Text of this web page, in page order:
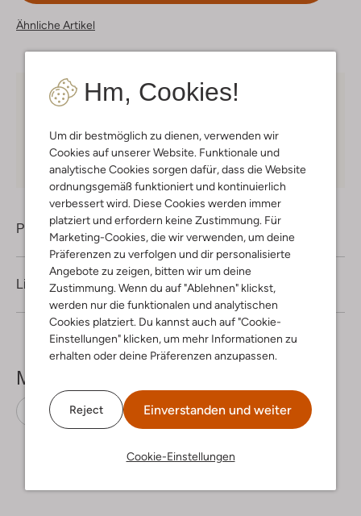
Hm, Cookies!
Um dir bestmöglich zu dienen, verwenden wir
Cookies auf unserer Website. Funktionale und
analytische Cookies sorgen dafür, dass die Website
ordnungsgemäß funktioniert und kontinuierlich
verbessert wird. Diese Cookies werden immer
platziert und erfordern keine Zustimmung. Für
Marketing-Cookies, die wir verwenden, um deine
Präferenzen zu verfolgen und dir personalisierte
Angebote zu zeigen, bitten wir um deine
Zustimmung. Wenn du auf "Ablehnen" klickst,
werden nur die funktionalen und analytischen
Cookies platziert. Du kannst auch auf "Cookie-
Einstellungen" klicken, um mehr Informationen zu
erhalten oder deine Präferenzen anzupassen.
Reject Einverstanden und weiter
Cookie-Einstellungen
Ähnliche Artikel
Kostenloser Versandab € 75 für Club-Omoda
Kauf auf Rechnung 30 TagenRückgaberecht
Produktinformation
Lieferung & Rückgabe
Mehr sehen
Sneaker Low Mexx Stoff-Textil